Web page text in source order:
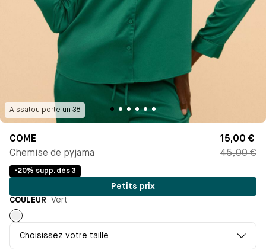
Aissatou porte un 38
COME
Chemise de pyjama
15,00 €
45,00 €
-20% supp. dès 3
Petits prix
COULEUR
Vert
Vert
Choisissez votre taille